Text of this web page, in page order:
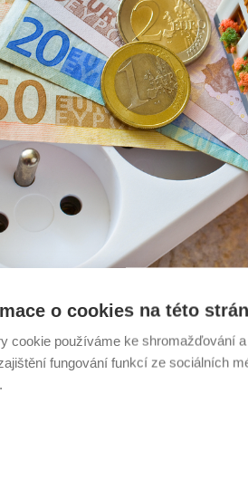
dodavatelům. Ti proto utlumili své
o cookies na této
cookie používáme ke shromažďování
fungování funkcí ze sociálních